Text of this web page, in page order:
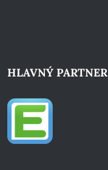
HLAVNÝ PARTNER